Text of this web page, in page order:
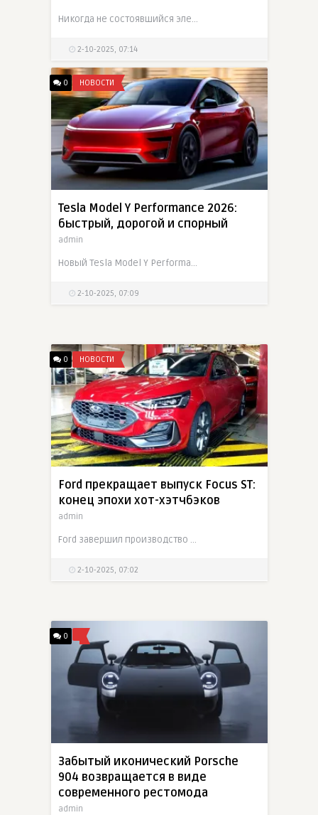
Никогда не состоявшийся электромускул Dodge — проект Charger Daytona SRT Banshee — считается отменённым. Источники утверждают, что 800-вольтовая архитектура так и не выйдет в серию
2-10-2025, 07:14
0 НОВОСТИ
Tesla Model Y Performance 2026:
быстрый, дорогой и спорный
admin
Новый Tesla Model Y Performance получил 460 л.с. и разгон до 100 за 3,5 секунды. Но эксперты отмечают: разница с Long Range не оправдывает переплаты
2-10-2025, 07:09
0 НОВОСТИ
Ford прекращает выпуск Focus ST:
конец эпохи хот-хэтчбэков
admin
Ford завершил производство Focus ST после четырёх поколений. Хот-хэтч уступил место кроссоверам, и для фанатов это стало символом конца целой эпохи
2-10-2025, 07:02
0
Забытый иконический Porsche
904 возвращается в виде
современного рестомода
admin